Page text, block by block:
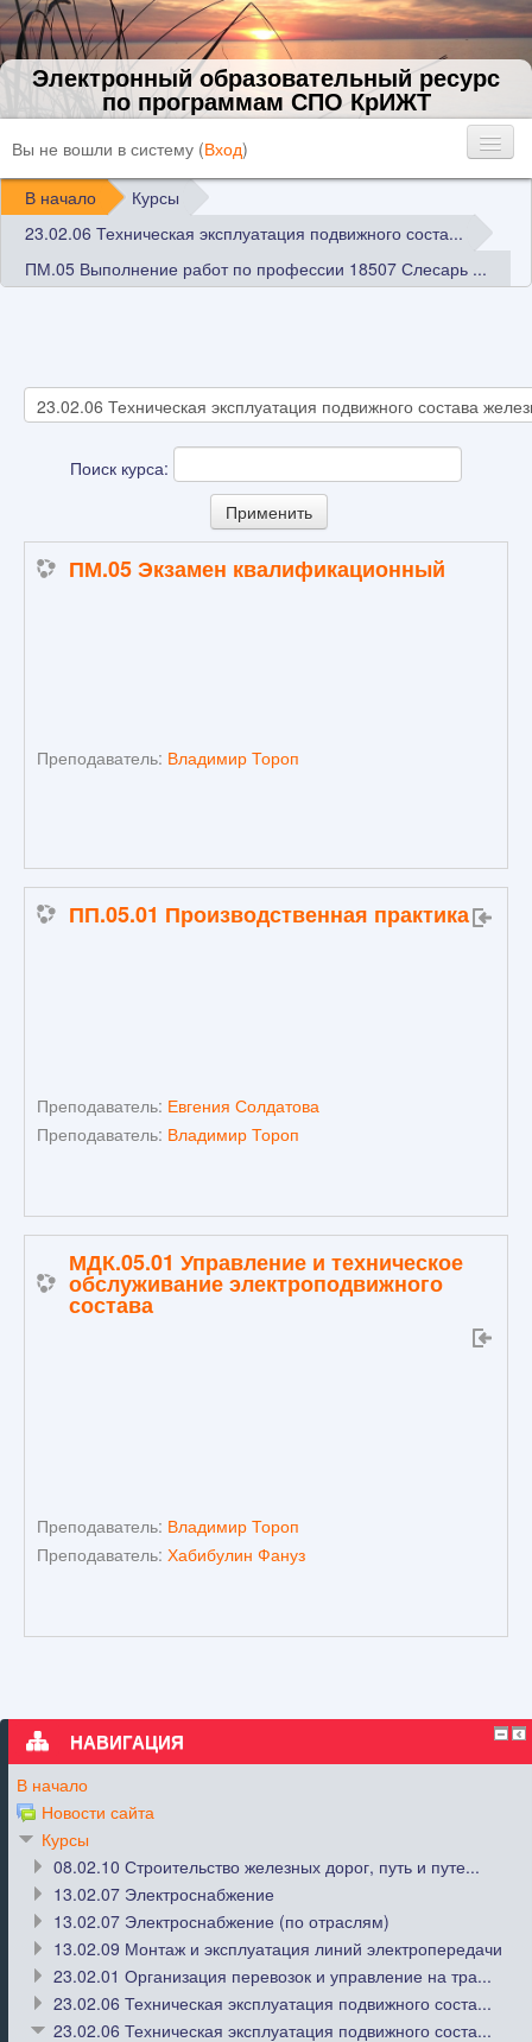
Электронный образовательный ресурс
по программам СПО КрИЖТ
Вы не вошли в систему (Вход)
В начало
Курсы
23.02.06 Техническая эксплуатация подвижного соста...
ПМ.05 Выполнение работ по профессии 18507 Слесарь ...
Поиск курса:
ПМ.05 Экзамен квалификационный
Преподаватель: Владимир Тороп
ПП.05.01 Производственная практика
Преподаватель: Евгения Солдатова
Преподаватель: Владимир Тороп
МДК.05.01 Управление и техническое
обслуживание электроподвижного
состава
Преподаватель: Владимир Тороп
Преподаватель: Хабибулин Фануз
НАВИГАЦИЯ
В начало
Новости сайта
Курсы
08.02.10 Строительство железных дорог, путь и путе...
13.02.07 Электроснабжение
13.02.07 Электроснабжение (по отраслям)
13.02.09 Монтаж и эксплуатация линий электропередачи
23.02.01 Организация перевозок и управление на тра...
23.02.06 Техническая эксплуатация подвижного соста...
23.02.06 Техническая эксплуатация подвижного соста...